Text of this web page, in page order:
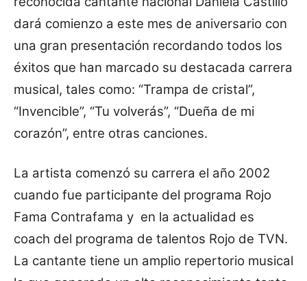
dará comienzo a este mes de aniversario con
una gran presentación recordando todos los
éxitos que han marcado su destacada carrera
musical, tales como: “Trampa de cristal”,
“Invencible”, “Tu volverás”, “Dueña de mi
corazón”, entre otras canciones.
La artista comenzó su carrera el año 2002
cuando fue participante del programa Rojo
Fama Contrafama y en la actualidad es
coach del programa de talentos Rojo de TVN.
La cantante tiene un amplio repertorio musical